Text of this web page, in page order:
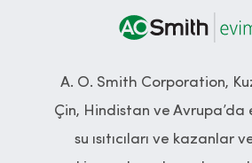
A. O. Smith Corporation,
Çin, Hindistan ve Avrupa’da
su ısıtıcıları ve kazanlar